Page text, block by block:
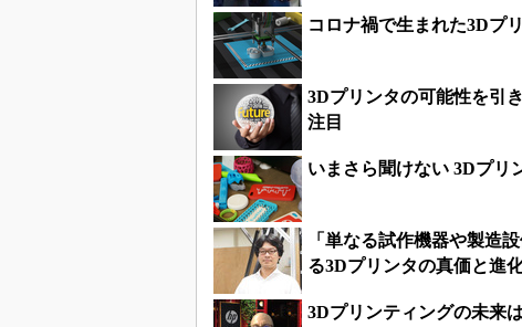
コロナ禍で生まれた3Dプ
3Dプリンタの可能性を引
注目
いまさら聞けない 3Dプリ
「単なる試作機器や製造
る3Dプリンタの真価と進
3Dプリンティングの未来